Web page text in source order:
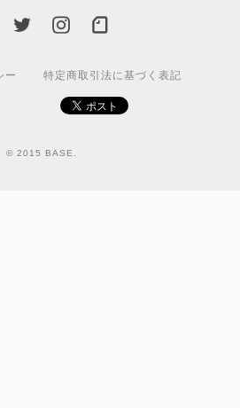
ー 特定商取引法に基づく表記
© 2015 BASE.